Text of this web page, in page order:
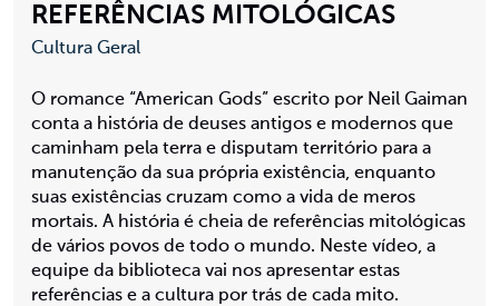
REFERÊNCIAS MITOLÓGICAS
Cultura Geral
O romance “American Gods” escrito por Neil Gaiman
conta a história de deuses antigos e modernos que
caminham pela terra e disputam território para a
manutenção da sua própria existência, enquanto
suas existências cruzam como a vida de meros
mortais. A história é cheia de referências mitológicas
de vários povos de todo o mundo. Neste vídeo, a
equipe da biblioteca vai nos apresentar estas
referências e a cultura por trás de cada mito.